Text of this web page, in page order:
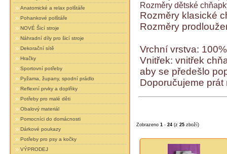
Anatomické a relax polštáře
Pohankové polštáře
NOVÉ Šicí stroje
Náhradní díly pro šicí stroje
Dekorační sítě
Hračky
Sportovní potřeby
Pyžama, župany, spodní prádlo
Reflexní prvky a doplňky
Potřeby pro malé děti
Obalový materiál
Pomocníci do domácnosti
Dárkové poukazy
Potřeby pro psy a kočky
VÝPRODEJ
Rozměry dětské
Rozměry klasické
Rozměry
Vrchní vrstva:
Vnitřek: vnitřek
aby se předešlo
Doporučujeme prát
Zobrazeno 1 - 24(z 25zboží)